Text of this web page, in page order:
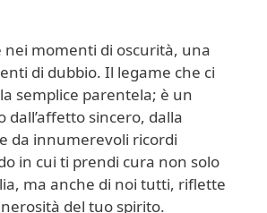
nei momenti di oscurità, una
di dubbio. Il legame che ci
semplice parentela; è un
dall’affetto sincero, dalla
da innumerevoli ricordi
in cui ti prendi cura non solo
ma anche di noi tutti, riflette
del tuo spirito.